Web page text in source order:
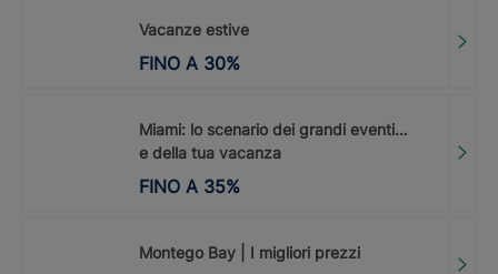
Vacanze estive
FINO A 30%
Miami: lo scenario dei grandi eventi…
e della tua vacanza
FINO A 35%
Montego Bay | I migliori prezzi